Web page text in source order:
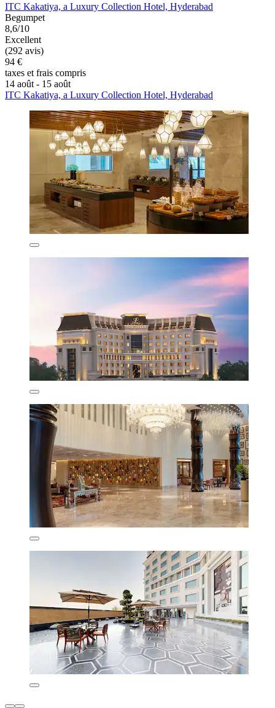
ITC Kakatiya, a Luxury Collection Hotel, Hyderabad
Begumpet
8,6/10
Excellent
(292 avis)
94 €
taxes et frais compris
14 août - 15 août
ITC Kakatiya, a Luxury Collection Hotel, Hyderabad